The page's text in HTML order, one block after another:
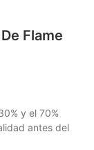
Flame
y el 70%
antes del